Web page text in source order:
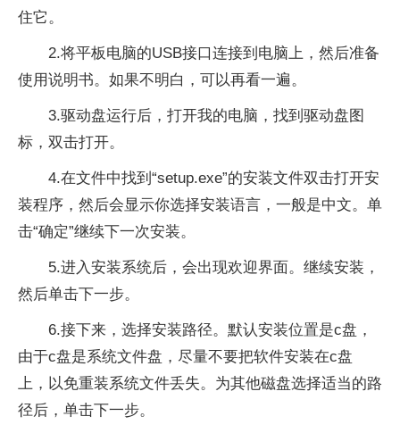
住它。
2.将平板电脑的USB接口连接到电脑上，然后准备
使用说明书。如果不明白，可以再看一遍。
3.驱动盘运行后，打开我的电脑，找到驱动盘图
标，双击打开。
4.在文件中找到“setup.exe”的安装文件双击打开安
装程序，然后会显示你选择安装语言，一般是中文。单
击“确定”继续下一次安装。
5.进入安装系统后，会出现欢迎界面。继续安装，
然后单击下一步。
6.接下来，选择安装路径。默认安装位置是c盘，
由于c盘是系统文件盘，尽量不要把软件安装在c盘
上，以免重装系统文件丢失。为其他磁盘选择适当的路
径后，单击下一步。